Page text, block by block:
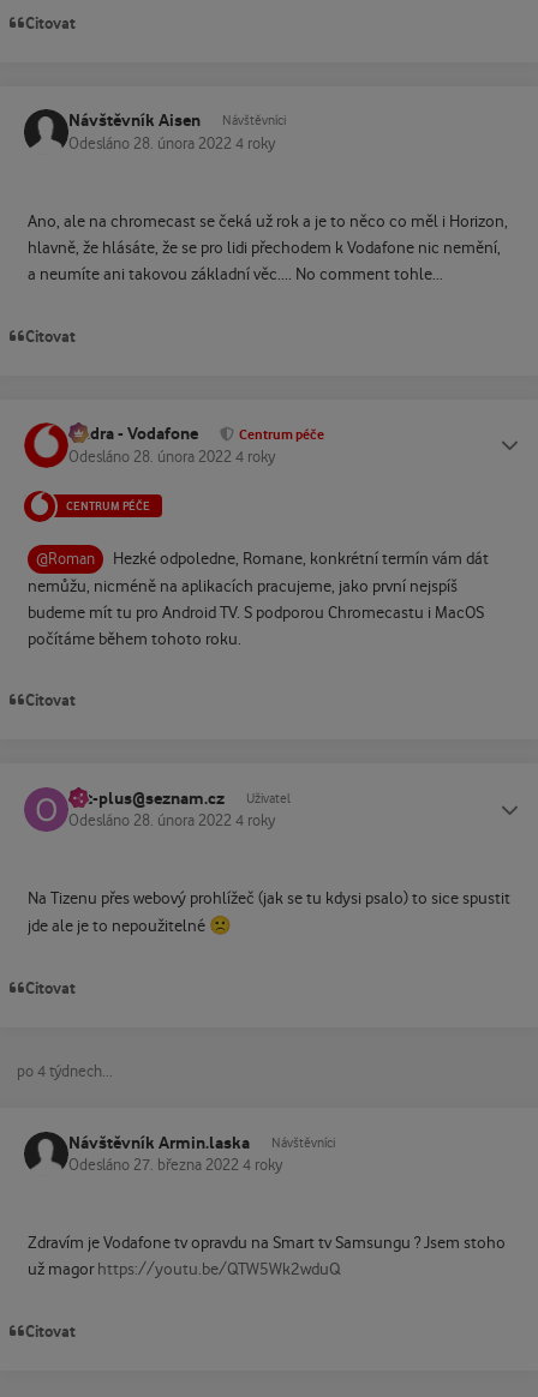
Citovat
Návštěvník Aisen Návštěvníci
Odesláno 28. února 2022 4 roky
Ano, ale na chromecast se čeká už rok a je to něco co měl i Horizon,
hlavně, že hlásáte, že se pro lidi přechodem k Vodafone nic nemění,
a neumíte ani takovou základní věc.... No comment tohle...
Citovat
Ondra - Vodafone Centrum péče
Odesláno 28. února 2022 4 roky
CENTRUM PÉČE
@Roman
Hezké odpoledne, Romane, konkrétní termín vám dát
nemůžu, nicméně na aplikacích pracujeme, jako první nejspíš
budeme mít tu pro Android TV. S podporou Chromecastu i MacOS
počítáme během tohoto roku.
Citovat
ost-plus@seznam.cz Uživatel
Odesláno 28. února 2022 4 roky
Na Tizenu přes webový prohlížeč (jak se tu kdysi psalo) to sice spustit
jde ale je to nepoužitelné 🙁
Citovat
po 4 týdnech...
Návštěvník Armin.laska Návštěvníci
Odesláno 27. března 2022 4 roky
Zdravím je Vodafone tv opravdu na Smart tv Samsungu ? Jsem stoho
už magor https://youtu.be/QTW5Wk2wduQ
Citovat